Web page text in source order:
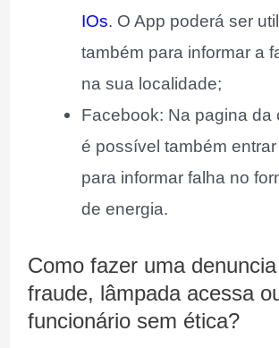
IOs. O App poderá ser
também para informar a
na sua localidade;
Facebook: Na pagina da
é possível também
para informar falha no
de energia.
Como fazer uma
fraude, lâmpada acessa
funcionário sem ética?